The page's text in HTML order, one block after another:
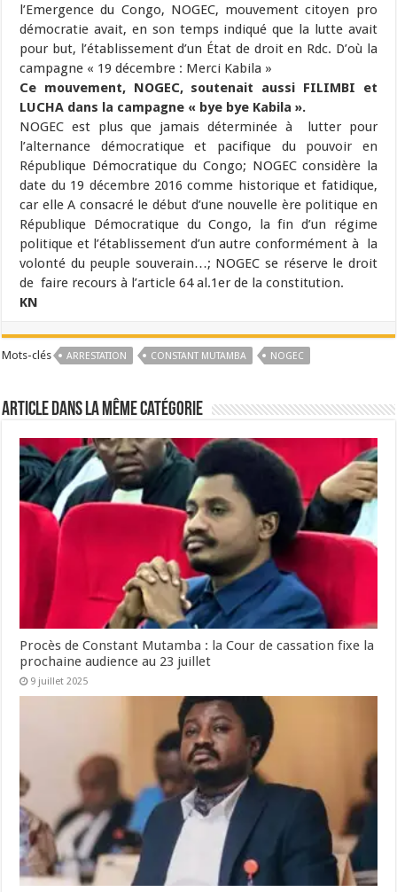
l’Emergence du Congo, NOGEC, mouvement citoyen pro
démocratie avait, en son temps indiqué que la lutte avait
pour but, l’établissement d’un État de droit en Rdc. D’où la
campagne « 19 décembre : Merci Kabila »
Ce mouvement, NOGEC, soutenait aussi FILIMBI et
LUCHA dans la campagne « bye bye Kabila ».
NOGEC est plus que jamais déterminée à lutter pour
l’alternance démocratique et pacifique du pouvoir en
République Démocratique du Congo; NOGEC considère la
date du 19 décembre 2016 comme historique et fatidique,
car elle A consacré le début d’une nouvelle ère politique en
République Démocratique du Congo, la fin d’un régime
politique et l’établissement d’un autre conformément à la
volonté du peuple souverain…; NOGEC se réserve le droit
de faire recours à l’article 64 al.1er de la constitution.
KN
Mots-clés ARRESTATION CONSTANT MUTAMBA NOGEC
Article dans la même catégorie
Procès de Constant Mutamba : la Cour de cassation fixe la
prochaine audience au 23 juillet
9 juillet 2025